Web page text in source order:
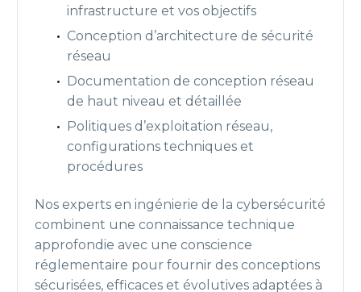
infrastructure et vos objectifs
Conception d’architecture de sécurité
réseau
Documentation de conception réseau
de haut niveau et détaillée
Politiques d’exploitation réseau,
configurations techniques et
procédures
Nos experts en ingénierie de la cybersécurité
combinent une connaissance technique
approfondie avec une conscience
réglementaire pour fournir des conceptions
sécurisées, efficaces et évolutives adaptées à